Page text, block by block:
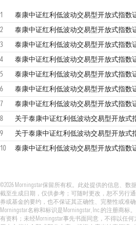
1
2
3
4
5
6
7
8
9
10
©2026 Morningstar保留所有权。此处提供的信息、数
截至生成日期，仅供参考；可随时更改，恕不另行
券或基金的要约，也不保证其正确性、完整性或准
Morningstar名称和标识是Morningstar, Inc.的注册商标
有资料；未经Morningstar事先书面同意，不得以任